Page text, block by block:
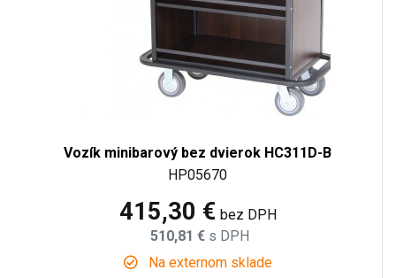
Vozík minibarový bez dvierok HC311D-B
HP05670
415,30 € bez DPH
510,81 € s DPH
Na externom sklade